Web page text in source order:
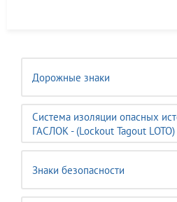
Дорожные знаки
Система изоляции опасных
ГАСЛОК - (Lockout Tagout LOTO)
Знаки безопасности